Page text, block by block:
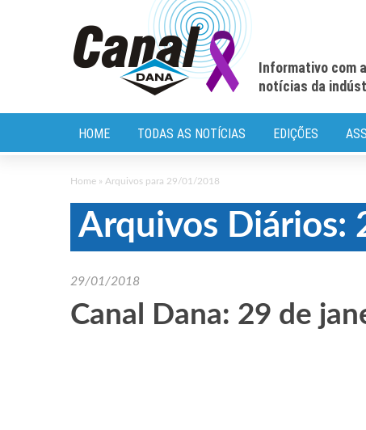
Informativo com
notícias da
HOME TODAS AS NOTÍCIAS EDIÇÕES
Home » Arquivos para 29/01/2018
Arquivos
29/01/2018
Canal Dana: 29 de